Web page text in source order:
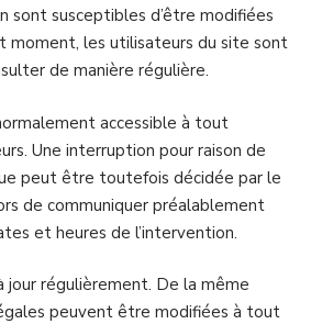
sont susceptibles d’être modifiées
moment, les utilisateurs du site sont
de manière régulière.
accessible à tout
Une interruption pour raison de
peut être toutefois décidée par le
de communiquer préalablement
et heures de l’intervention.
régulièrement. De la même
peuvent être modifiées à tout